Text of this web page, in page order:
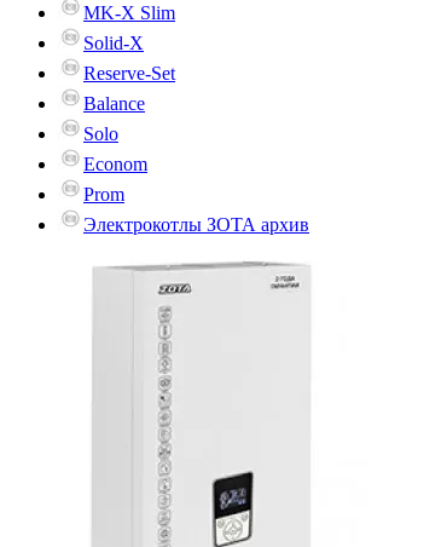
MK-X Slim
Solid-X
Reserve-Set
Balance
Solo
Econom
Prom
Электрокотлы ЗОТА архив